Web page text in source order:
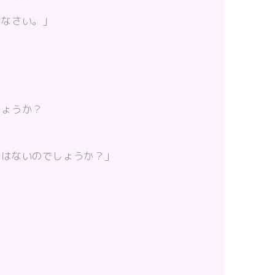
さい。」
うか？
ないのでしょうか？」